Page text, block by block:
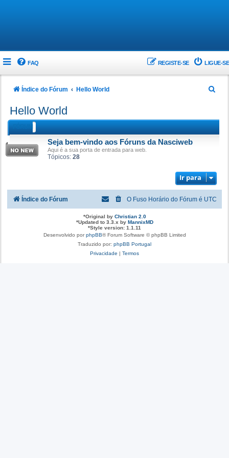
FAQ LIGUE-SE
REGISTE-SE
Índice do Fórum Hello World
a
Hello World
Seja bem-vindo aos Fóruns da Nasciweb
Aqui é a sua porta de entrada para web.
Tópicos: 28
Ir para
Índice do Fórum O Fuso Horário do Fórum é UTC
*Original by Christian 2.0
*Updated to 3.3.x by MannixMD
*Style version: 1.1.11
Desenvolvido porphpBB® Forum Software © phpBB Limited
Traduzido por: phpBB Portugal
Privacidade
Termos